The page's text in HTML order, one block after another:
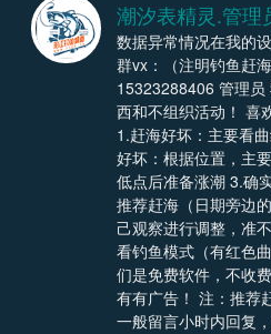
潮汐表精灵.管理
数据异常情况在我的
群vx：（注明钓鱼赶
15323288406 管理
西和不组织活动！ 喜
1.赶海好坏：主要看
好坏：根据位置，主
低点后准备涨潮 3.确
推荐赶海（日期旁边
己观察进行调整，准
看钓鱼模式（有红色
们是免费软件，不收
有有广告！ 注：推荐
一般留言小时内回复